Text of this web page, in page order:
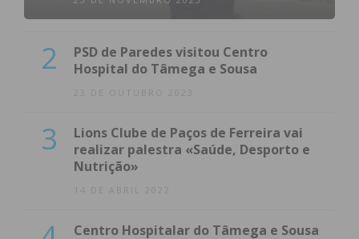
2
PSD de Paredes visitou Centro
Hospital do Tâmega e Sousa
23 DE OUTUBRO 2023
3
Lions Clube de Paços de Ferreira vai
realizar palestra «Saúde, Desporto e
Nutrição»
14 DE ABRIL 2022
Centro Hospitalar do Tâmega e Sousa